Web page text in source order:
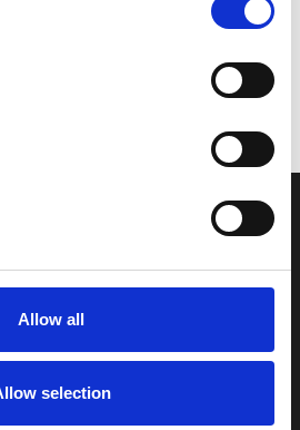
Allow all
selection
og hyppige prisændringer i markedet.
fra det viste. Vi kontakter dig